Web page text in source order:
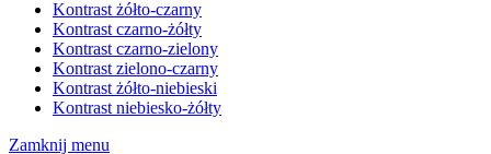
Kontrast żółto-czarny
Kontrast czarno-żółty
Kontrast czarno-zielony
Kontrast zielono-czarny
Kontrast żółto-niebieski
Kontrast niebiesko-żółty
Zamknij menu